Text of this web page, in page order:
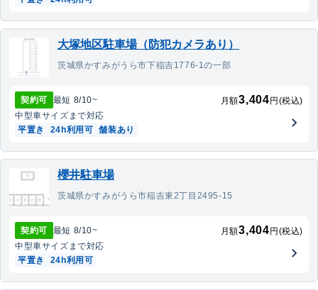
大塚地区駐車場（防犯カメラあり）
茨城県かすみがうら市下稲吉1776-1の一部
契約可 最短 8/10~ 月額3,404 円(税込)
中型車サイズまで対応
平置き
24h利用可 舗装あり
櫻井駐車場
茨城県かすみがうら市稲吉東2丁目2495-15
契約可 最短 8/10~ 月額3,404 円(税込)
中型車サイズまで対応
平置き
24h利用可